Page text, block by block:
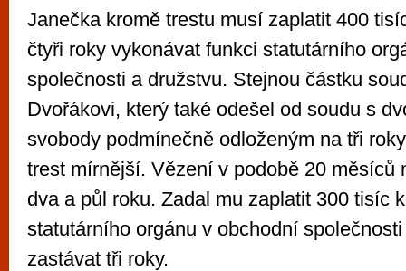
Janečka kromě trestu musí zaplatit 400
čtyři roky vykonávat funkci statutárního
společnosti a družstvu. Stejnou částku
Dvořákovi, který také odešel od soudu s
svobody podmínečně odloženým na tři
trest mírnější. Vězení v podobě 20 měsíců
dva a půl roku. Zadal mu zaplatit 300 tisíc
statutárního orgánu v obchodní
zastávat tři roky.